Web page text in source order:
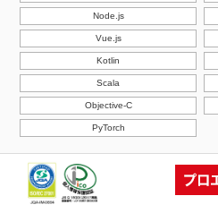
Node.js
Vue.js
Kotlin
Scala
Objective-C
PyTorch